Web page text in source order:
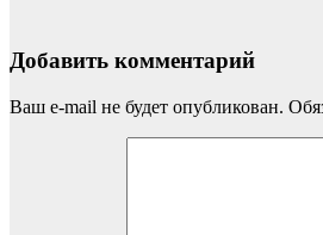
Добавить комментарий
Ваш e-mail не будет опубликован.